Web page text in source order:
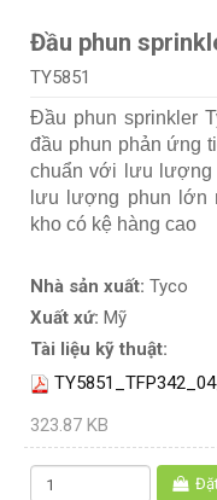
Đầu phun
TY5851
Đầu phun sprinkler
đầu phun phản ứng
chuẩn với lưu lượng
lưu lượng phun lớn
kho có kệ hàng cao
Nhà sản xuất: Tyco
Xuất xứ: Mỹ
Tài liệu kỹ thuật:
323.87 KB